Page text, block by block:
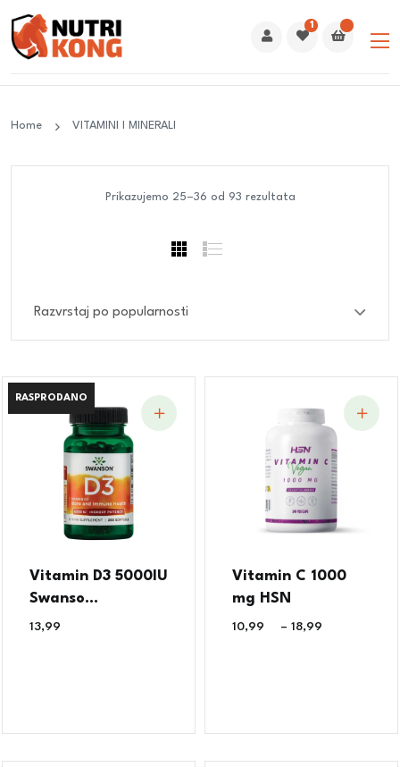
1
Home VITAMINI I MINERALI
Prikazujemo 25–36 od 93 rezultata
RASPRODANO
RASPRODANO
Vitamin D3 5000IU
Swanso...
13,99
Vitamin C 1000
mg HSN
10,99 – 18,99